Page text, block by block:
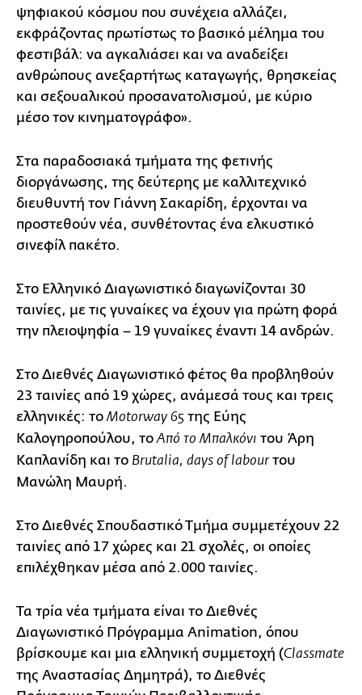
ψηφιακού κόσμου που συνέχεια αλλάζει,
εκφράζοντας πρωτίστως το βασικό μέλημα του
φεστιβάλ: να αγκαλιάσει και να αναδείξει
ανθρώπους ανεξαρτήτως καταγωγής, θρησκείας
και σεξουαλικού προσανατολισμού, με κύριο
μέσο τον κινηματογράφο».
Στα παραδοσιακά τμήματα της φετινής
διοργάνωσης, της δεύτερης με καλλιτεχνικό
διευθυντή τον Γιάννη Σακαρίδη, έρχονται να
προστεθούν νέα, συνθέτοντας ένα ελκυστικό
σινεφίλ πακέτο.
Στο Ελληνικό Διαγωνιστικό διαγωνίζονται 30
ταινίες, με τις γυναίκες να έχουν για πρώτη φορά
την πλειοψηφία – 19 γυναίκες έναντι 14 ανδρών.
Στο Διεθνές Διαγωνιστικό φέτος θα προβληθούν
23 ταινίες από 19 χώρες, ανάμεσά τους και τρεις
ελληνικές: το Motorway 65 της Εύης
Καλογηροπούλου, το Από το Μπαλκόνι του Άρη
Καπλανίδη και το Brutalia, days of labourτου
Μανώλη Μαυρή.
Στο Διεθνές Σπουδαστικό Τμήμα συμμετέχουν 22
ταινίες από 17 χώρες και 21 σχολές, οι οποίες
επιλέχθηκαν μέσα από 2.000 ταινίες.
Τα τρία νέα τμήματα είναι το Διεθνές
Διαγωνιστικό Πρόγραμμα Animation, όπου
βρίσκουμε και μια ελληνική συμμετοχή (Classmate
της Αναστασίας Δημητρά), το Διεθνές